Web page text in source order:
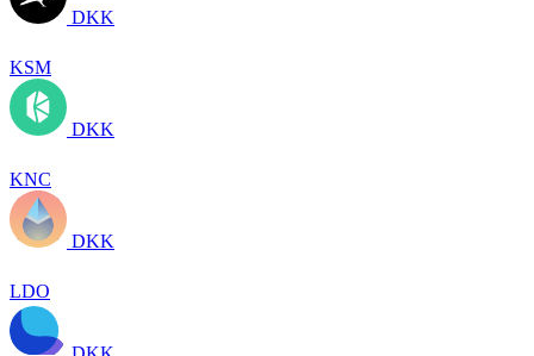
DKK
KSM
DKK
KNC
DKK
LDO